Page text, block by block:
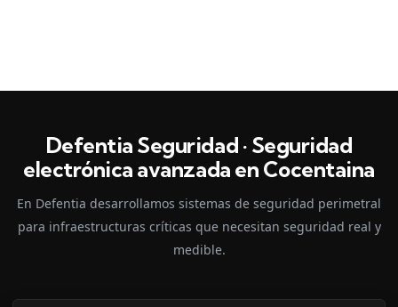
Defentia Seguridad · Seguridad
electrónica avanzada en Cocentaina
En Defentia desarrollamos sistemas de seguridad perimetral
para infraestructuras críticas que necesitan seguridad real y
medible.